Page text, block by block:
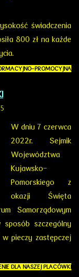
świadczenia
800 zł na każde
PROMOCYJNA
W dniu 7 czerwca
2022r. Sejmik
Województwa
Kujawsko-
Pomorskiego z
okazji Święta
Samorządowym
sposób szczególny
pieczy zastępczej
DLA NASZEJ PLACÓWKI